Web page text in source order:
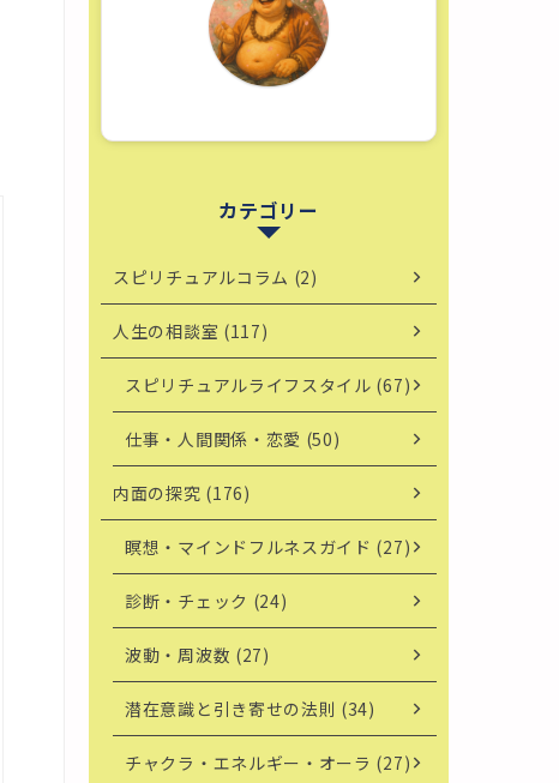
カテゴリー
スピリチュアルコラム (2)
人生の相談室 (117)
スピリチュアルライフスタイル (67)
仕事・人間関係・恋愛 (50)
内面の探究 (176)
瞑想・マインドフルネスガイド (27)
診断・チェック (24)
波動・周波数 (27)
潜在意識と引き寄せの法則 (34)
チャクラ・エネルギー・オーラ (27)